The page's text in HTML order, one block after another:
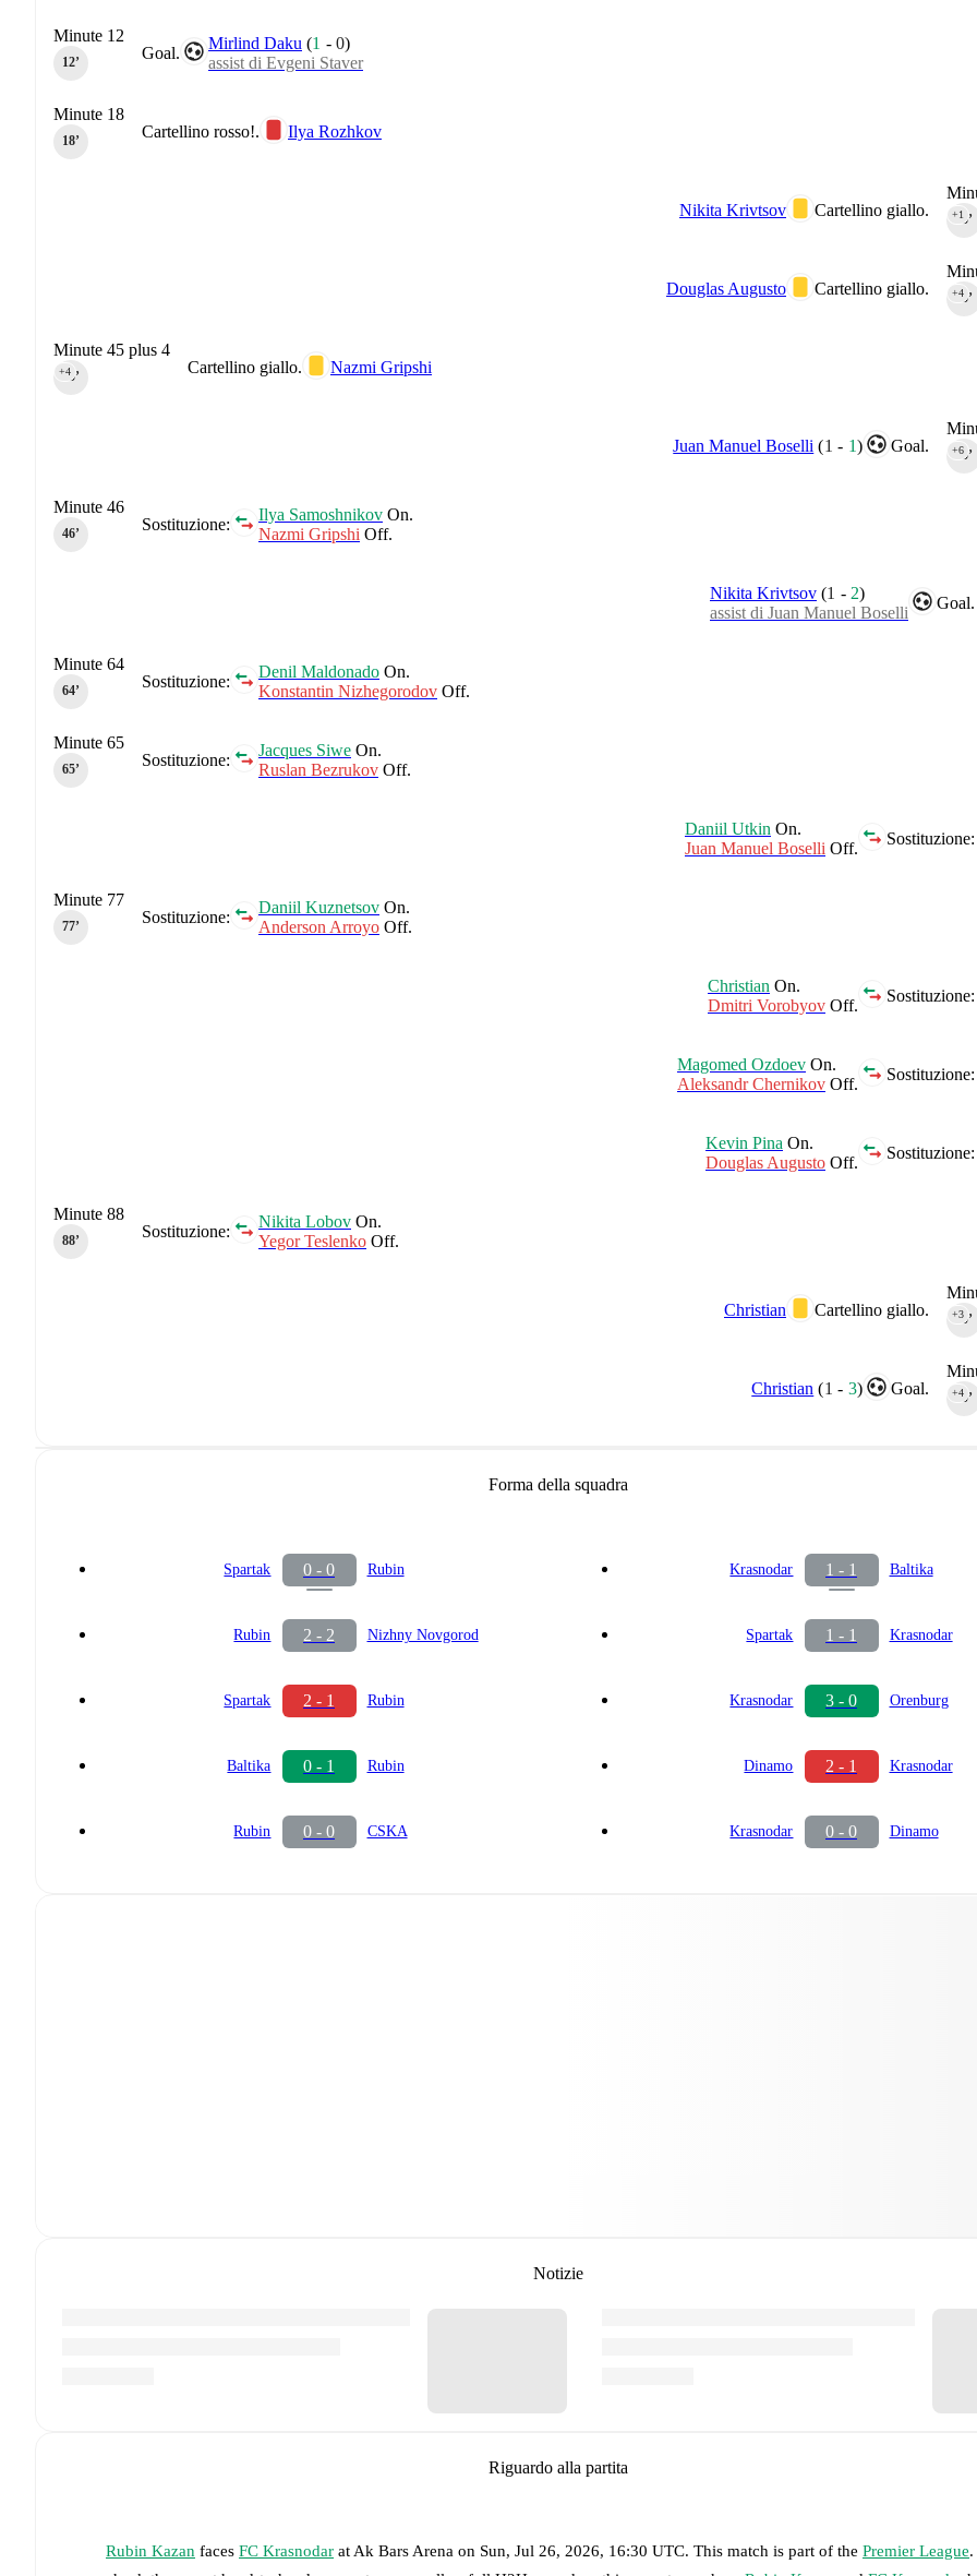
Goal.
Mirlind Daku (1 -0)
assist di Evgeni Staver
Minute 12
12‎’‎
Cartellino rosso!. Ilya Rozhkov
Minute 18
18‎’‎
45‎’‎
+1
Cartellino giallo.
Nikita Krivtsov
45‎’‎
+4
Cartellino giallo.
Douglas Augusto
Cartellino giallo. Nazmi Gripshi
Minute 45 plus 4
45‎’‎
+4
45‎’‎
+6
Goal.
Juan Manuel Boselli (1 - 1)
Sostituzione:
Ilya Samoshnikov On.
Nazmi Gripshi Off.
Minute 46
46‎’‎
Goal.
Nikita Krivtsov (1 - 2)
assist di Juan Manuel Boselli
Sostituzione:
Denil Maldonado On.
Konstantin Nizhegorodov Off.
Minute 64
64‎’‎
Sostituzione:
Jacques Siwe On.
Ruslan Bezrukov Off.
Minute 65
65‎’‎
Sostituzione:
Daniil Utkin On.
Juan Manuel Boselli Off.
Sostituzione:
Daniil Kuznetsov On.
Anderson Arroyo Off.
Minute 77
77‎’‎
Sostituzione:
Christian On.
Dmitri Vorobyov Off.
Sostituzione:
Magomed Ozdoev On.
Aleksandr Chernikov Off.
Sostituzione:
Kevin Pina On.
Douglas Augusto Off.
Sostituzione:
Nikita Lobov On.
Yegor Teslenko Off.
Minute 88
88‎’‎
90‎’‎
+3
Cartellino giallo.
Christian
90‎’‎
+4
Goal.
Christian (1 - 3)
Forma della squadra
Spartak 0 - 0 Rubin
Rubin 2 - 2 Nizhny Novgorod
Spartak 2 - 1 Rubin
Baltika 0 - 1 Rubin
Rubin 0 - 0 CSKA
Krasnodar 1 - 1 Baltika
Spartak 1 - 1 Krasnodar
Krasnodar 3 - 0 Orenburg
Dinamo 2 - 1 Krasnodar
Krasnodar 0 - 0 Dinamo
Notizie
Riguardo alla partita
Rubin Kazan faces FC Krasnodar at Ak Bars Arena on Sun, Jul 26, 2026, 16:30 UTC. This match is part of the Premier League